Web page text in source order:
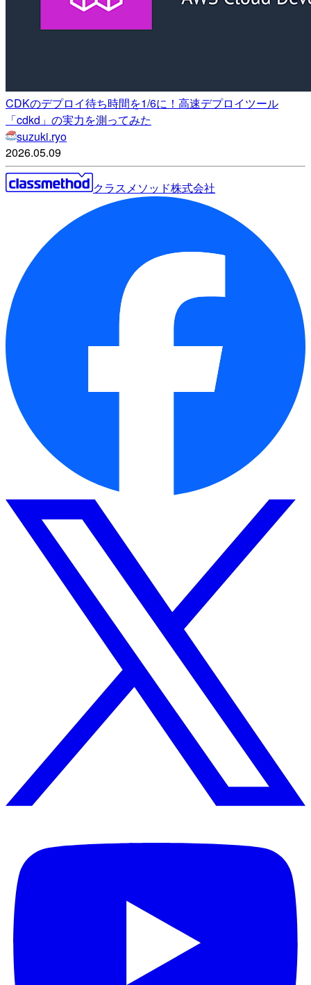
CDKのデプロイ待ち時間を1/6に！高速デプロイツール
「cdkd」の実力を測ってみた
suzuki.ryo
2026.05.09
クラスメソッド株式会社